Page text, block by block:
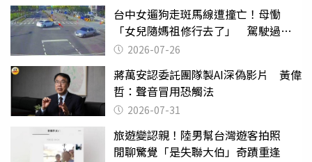
台中女遛狗走斑馬線遭撞亡！母慟
「女兒隨媽祖修行去了」 駕駛過失
致死判9月
2026-07-26
蔣萬安認委託團隊製AI深偽影片 黃偉
哲：聲音冒用恐觸法
2026-07-31
旅遊變認親！陸男幫台灣遊客拍照
閒聊驚覺「是失聯大伯」奇蹟重逢